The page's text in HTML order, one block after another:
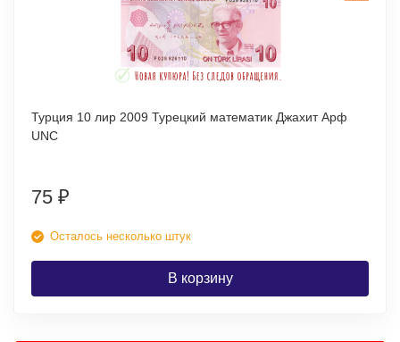
Турция 10 лир 2009 Турецкий математик Джахит Арф
UNC
75 ₽
Осталось несколько штук
В корзину